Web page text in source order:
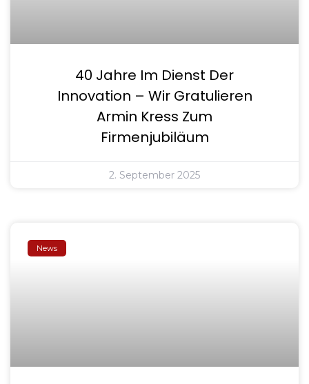
40 Jahre Im Dienst Der
Innovation – Wir Gratulieren
Armin Kress Zum
Firmenjubiläum
2. September 2025
News